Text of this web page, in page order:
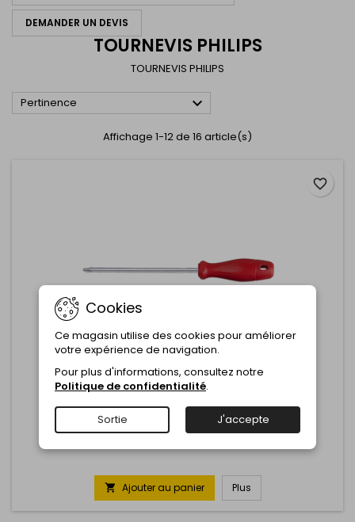
DEMANDER UN DEVIS
TOURNEVIS PHILIPS
TOURNEVIS PHILIPS
Pertinence 
Affichage 1-12 de 16 article(s)
MARQUE:KINGTONY
TOURNEVIS PHILLIPS N°0 3X75MM
Commentaire(s):0
 Ajouter au panier Plus
favorite_border
Cookies
Ce magasin utilise des cookies pour améliorer
votre expérience de navigation.
Pour plus d'informations, consultez notre
Politique de confidentialité.
Sortie J'accepte